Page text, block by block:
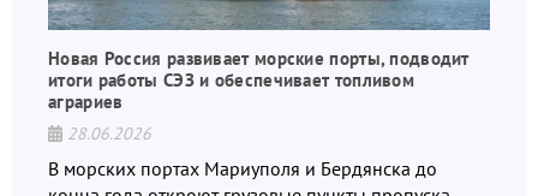
Новая Россия развивает морские порты, подводит
итоги работы СЭЗ и обеспечивает топливом
аграриев
28.06.2026
В морских портах Мариуполя и Бердянска до